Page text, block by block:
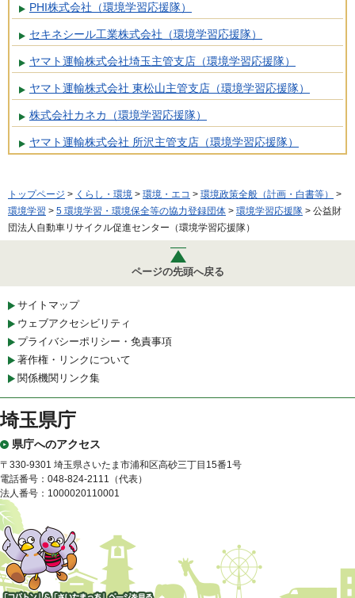
PHI株式会社（環境学習応援隊）
セキネシール工業株式会社（環境学習応援隊）
ヤマト運輸株式会社埼玉主管支店（環境学習応援隊）
ヤマト運輸株式会社 東松山主管支店（環境学習応援隊）
株式会社カネカ（環境学習応援隊）
ヤマト運輸株式会社 所沢主管支店（環境学習応援隊）
トップページ > くらし・環境 > 環境・エコ > 環境政策全般（計画・白書等）
>
環境学習 > 5 環境学習・環境保全等の協力登録団体 > 環境学習応援隊 > 公益財
団法人自動車リサイクル促進センター（環境学習応援隊）
ページの先頭へ戻る
サイトマップ
ウェブアクセシビリティ
プライバシーポリシー・免責事項
著作権・リンクについて
関係機関リンク集
埼玉県庁
県庁へのアクセス
〒330-9301 埼玉県さいたま市浦和区高砂三丁目15番1号
電話番号：048-824-2111（代表）
法人番号：1000020110001